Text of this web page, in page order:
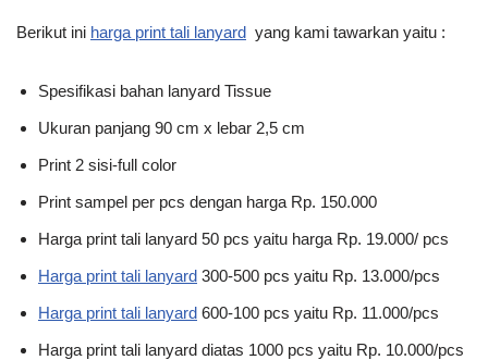
Berikut ini harga print tali lanyard yang kami tawarkan yaitu :
Spesifikasi bahan lanyard Tissue
Ukuran panjang 90 cm x lebar 2,5 cm
Print 2 sisi-full color
Print sampel per pcs dengan harga Rp. 150.000
Harga print tali lanyard 50 pcs yaitu harga Rp. 19.000/ pcs
Harga print tali lanyard 300-500 pcs yaitu Rp. 13.000/pcs
Harga print tali lanyard 600-100 pcs yaitu Rp. 11.000/pcs
Harga print tali lanyard diatas 1000 pcs yaitu Rp. 10.000/pcs